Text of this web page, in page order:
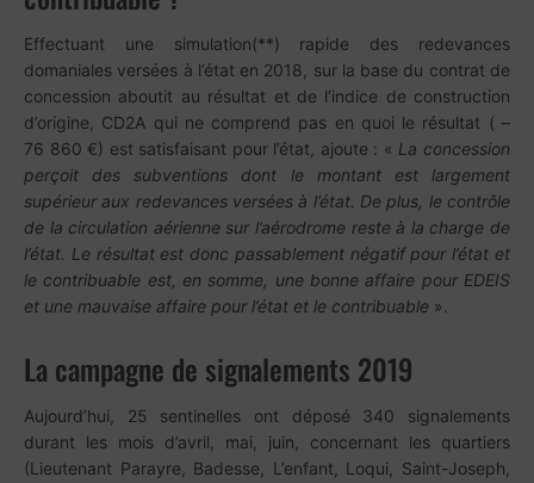
Effectuant une simulation(**) rapide des redevances
domaniales versées à l’état en 2018, sur la base du contrat de
concession aboutit au résultat et de l’indice de construction
d’origine, CD2A qui ne comprend pas en quoi le résultat ( –
76 860 €) est satisfaisant pour l’état, ajoute : « La concession
perçoit des subventions dont le montant est largement
supérieur aux redevances versées à l’état. De plus, le contrôle
de la circulation aérienne sur l’aérodrome reste à la charge de
l’état. Le résultat est donc passablement négatif pour l’état et
le contribuable est, en somme, une bonne affaire pour EDEIS
et une mauvaise affaire pour l’état et le contribuable ».
La campagne de signalements 2019
Aujourd’hui, 25 sentinelles ont déposé 340 signalements
durant les mois d’avril, mai, juin, concernant les quartiers
(Lieutenant Parayre, Badesse, L’enfant, Loqui, Saint-Joseph,